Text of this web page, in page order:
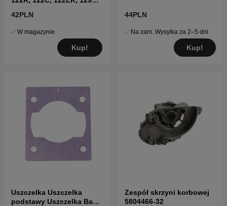
42PLN
W magazynie
Kup!
44PLN
Na zam. Wysyłka za 2–5 dni
Kup!
Uszczelka Uszczelka
podstawy Uszczelka Ba
Zespół skrzyni korbowej
5804466-32